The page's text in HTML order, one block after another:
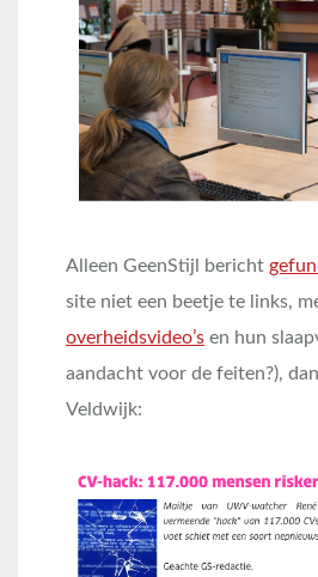
Alleen GeenStijl bericht
site niet een beetje te links,
overheidsvideo’s en hun
aandacht voor de feiten?),
Veldwijk: